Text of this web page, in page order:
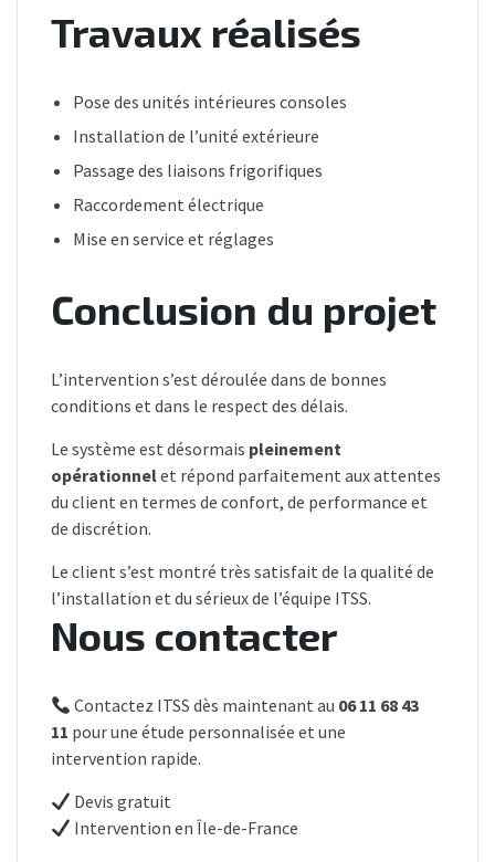
Travaux réalisés
Pose des unités intérieures consoles
Installation de l’unité extérieure
Passage des liaisons frigorifiques
Raccordement électrique
Mise en service et réglages
Conclusion du projet
L’intervention s’est déroulée dans de bonnes
conditions et dans le respect des délais.
Le système est désormais pleinement
opérationnelet répond parfaitement aux attentes
du client en termes de confort, de performance et
de discrétion.
Le client s’est montré très satisfait de la qualité de
l’installation et du sérieux de l’équipe ITSS.
Nous contacter
Contactez ITSS dès maintenant au 06 11 68 43
11 pour une étude personnalisée et une
intervention rapide.
Devis gratuit
Intervention en Île-de-France